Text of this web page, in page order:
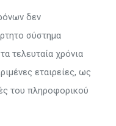
δεν
σύστημα
τελευταία χρόνια
εταιρείες, ως
του πληροφορικού